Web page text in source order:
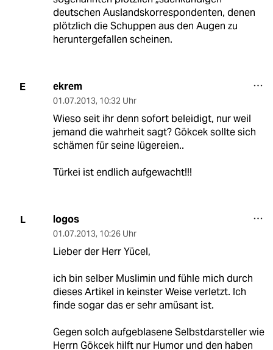
deutschen Auslandskorrespondenten, denen
plötzlich die Schuppen aus den Augen zu
heruntergefallen scheinen.
E ekrem
01.07.2013, 10:32 Uhr
Wieso seit ihr denn sofort beleidigt, nur weil
jemand die wahrheit sagt? Gökcek sollte sich
schämen für seine lügereien..
Türkei ist endlich aufgewacht!!!
L logos
01.07.2013, 10:26 Uhr
Lieber der Herr Yücel,
ich bin selber Muslimin und fühle mich durch
dieses Artikel in keinster Weise verletzt. Ich
finde sogar das er sehr amüsant ist.
Gegen solch aufgeblasene Selbstdarsteller wie
Herrn Gökcek hilft nur Humor und den haben